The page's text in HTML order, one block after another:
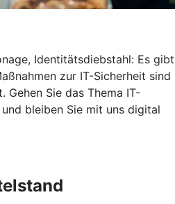
Identitätsdiebstahl: Es gibt
zur IT-Sicherheit sind
Gehen Sie das Thema IT-
bleiben Sie mit uns digital